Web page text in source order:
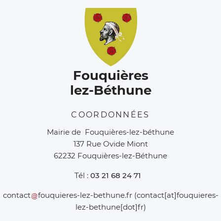
Fouquières
lez-Béthune
COORDONNÉES
Mairie de Fouquières-lez-béthune
137 Rue Ovide Miont
62232 Fouquières-lez-Béthune
Tél : 03 21 68 24 71
contact fouquieres-lez-bethune.fr(contact[at]fouquieres-
lez-bethune[dot]fr)